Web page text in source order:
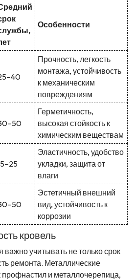
Особенности
Прочность, легкость
монтажа, устойчивость
к механическим
повреждениям
Герметичность,
высокая стойкость к
химическим веществам
Эластичность, удобство
укладки, защита от
влаги
Эстетичный внешний
вид, устойчивость к
коррозии
кровель
учитывать не только срок
ремонта. Металлические
профнастил и металлочерепица,